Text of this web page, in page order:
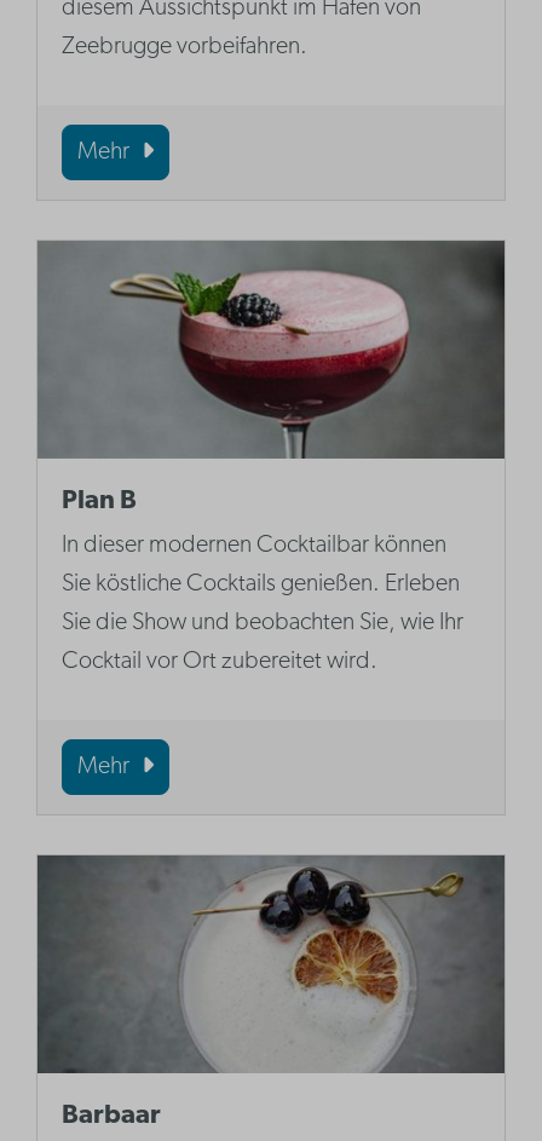
diesem Aussichtspunkt im Hafen von
Zeebrugge vorbeifahren.
Mehr
Plan B
In dieser modernen Cocktailbar können
Sie köstliche Cocktails genießen. Erleben
Sie die Show und beobachten Sie, wie Ihr
Cocktail vor Ort zubereitet wird.
Mehr
Barbaar